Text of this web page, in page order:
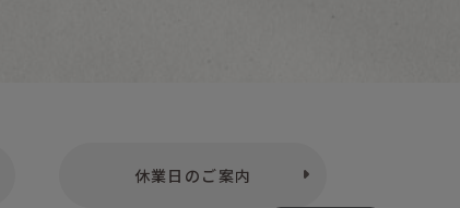
休業日のご案内